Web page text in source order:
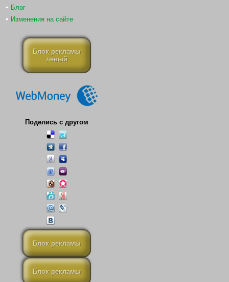
Блог
Изменения на сайте
Блок рекламы
левый
Поделись с другом
Блок рекламы
Блок рекламы